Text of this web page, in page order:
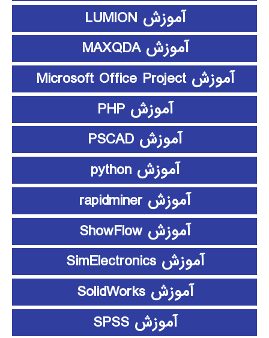
آموزش LUMION
آموزش MAXQDA
آموزش Microsoft Office Project
آموزش PHP
آموزش PSCAD
آموزش python
آموزش rapidminer
آموزش ShowFlow
آموزش SimElectronics
آموزش SolidWorks
آموزش SPSS